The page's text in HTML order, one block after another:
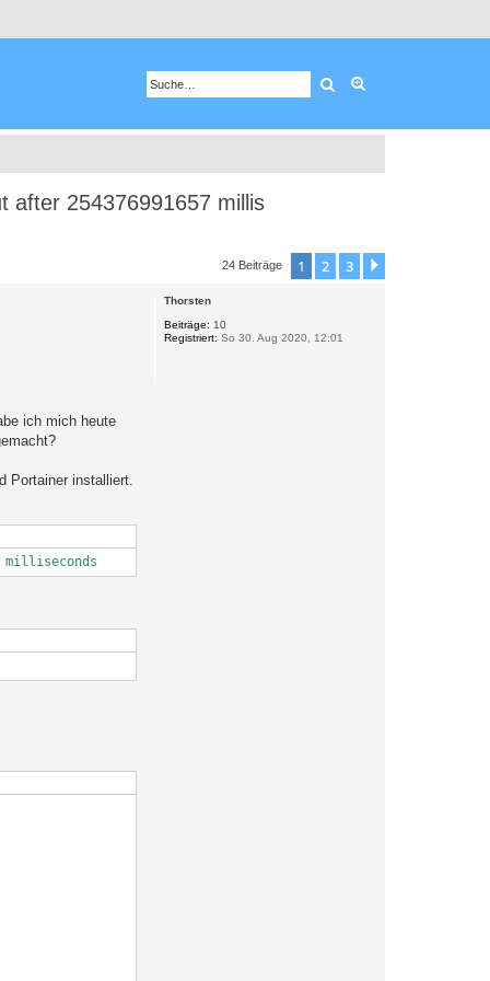
Suche
after 254376991657 millis
24 Beiträge 1 2 3
Thorsten
Beiträge: 10
Registriert: So 30. Aug 2020, 12:01
ich mich heute
Portainer installiert.